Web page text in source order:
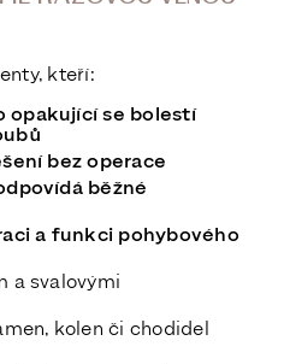
kteří:
opakující se bolestí
bez operace
běžné
a funkci pohybového
a svalovými
kolen či chodidel